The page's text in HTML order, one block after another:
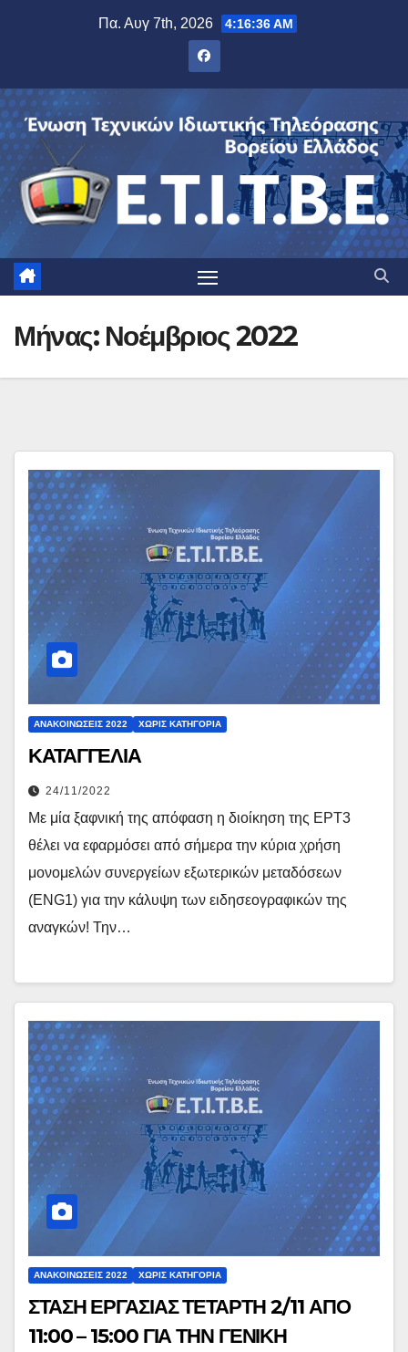
Πα. Αυγ 7th, 2026 4:16:37 AM
Μήνας: Νοέμβριος 2022
ΑΝΑΚΟΙΝΏΣΕΙΣ 2022 ΧΩΡΊΣ ΚΑΤΗΓΟΡΊΑ
ΚΑΤΑΓΓΕΛΙΑ
24/11/2022
Με μία ξαφνική της απόφαση η διοίκηση της ΕΡΤ3
θέλει να εφαρμόσει από σήμερα την κύρια χρήση
μονομελών συνεργείων εξωτερικών μεταδόσεων
(ENG1) για την κάλυψη των ειδησεογραφικών της
αναγκών! Την…
ΑΝΑΚΟΙΝΏΣΕΙΣ 2022 ΧΩΡΊΣ ΚΑΤΗΓΟΡΊΑ
ΣΤΑΣΗ ΕΡΓΑΣΙΑΣ ΤΕΤΑΡΤΗ 2/11 ΑΠΟ
11:00 – 15:00 ΓΙΑ ΤΗΝ ΓΕΝΙΚΗ